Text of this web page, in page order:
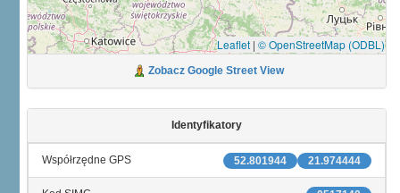
Leaflet | © OpenStreetMap (ODBL)
Zobacz Google Street View
Identyfikatory
21.974444
52.801944
Współrzędne GPS